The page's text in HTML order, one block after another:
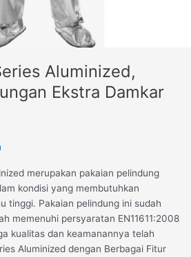
Aluminized,
Ekstra Damkar
merupakan pakaian pelindung
kondisi yang membutuhkan
tinggi. Pakaian pelindung ini sudah
memenuhi persyaratan EN11611:2008
kualitas dan keamanannya telah
Aluminized dengan Berbagai Fitur